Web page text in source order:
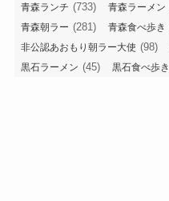
青森ランチ (733) 青森ラーメン
青森朝ラー (281) 青森食べ歩き
非公認あおもり朝ラー大使 (98)
黒石ラーメン (45) 黒石食べ歩き